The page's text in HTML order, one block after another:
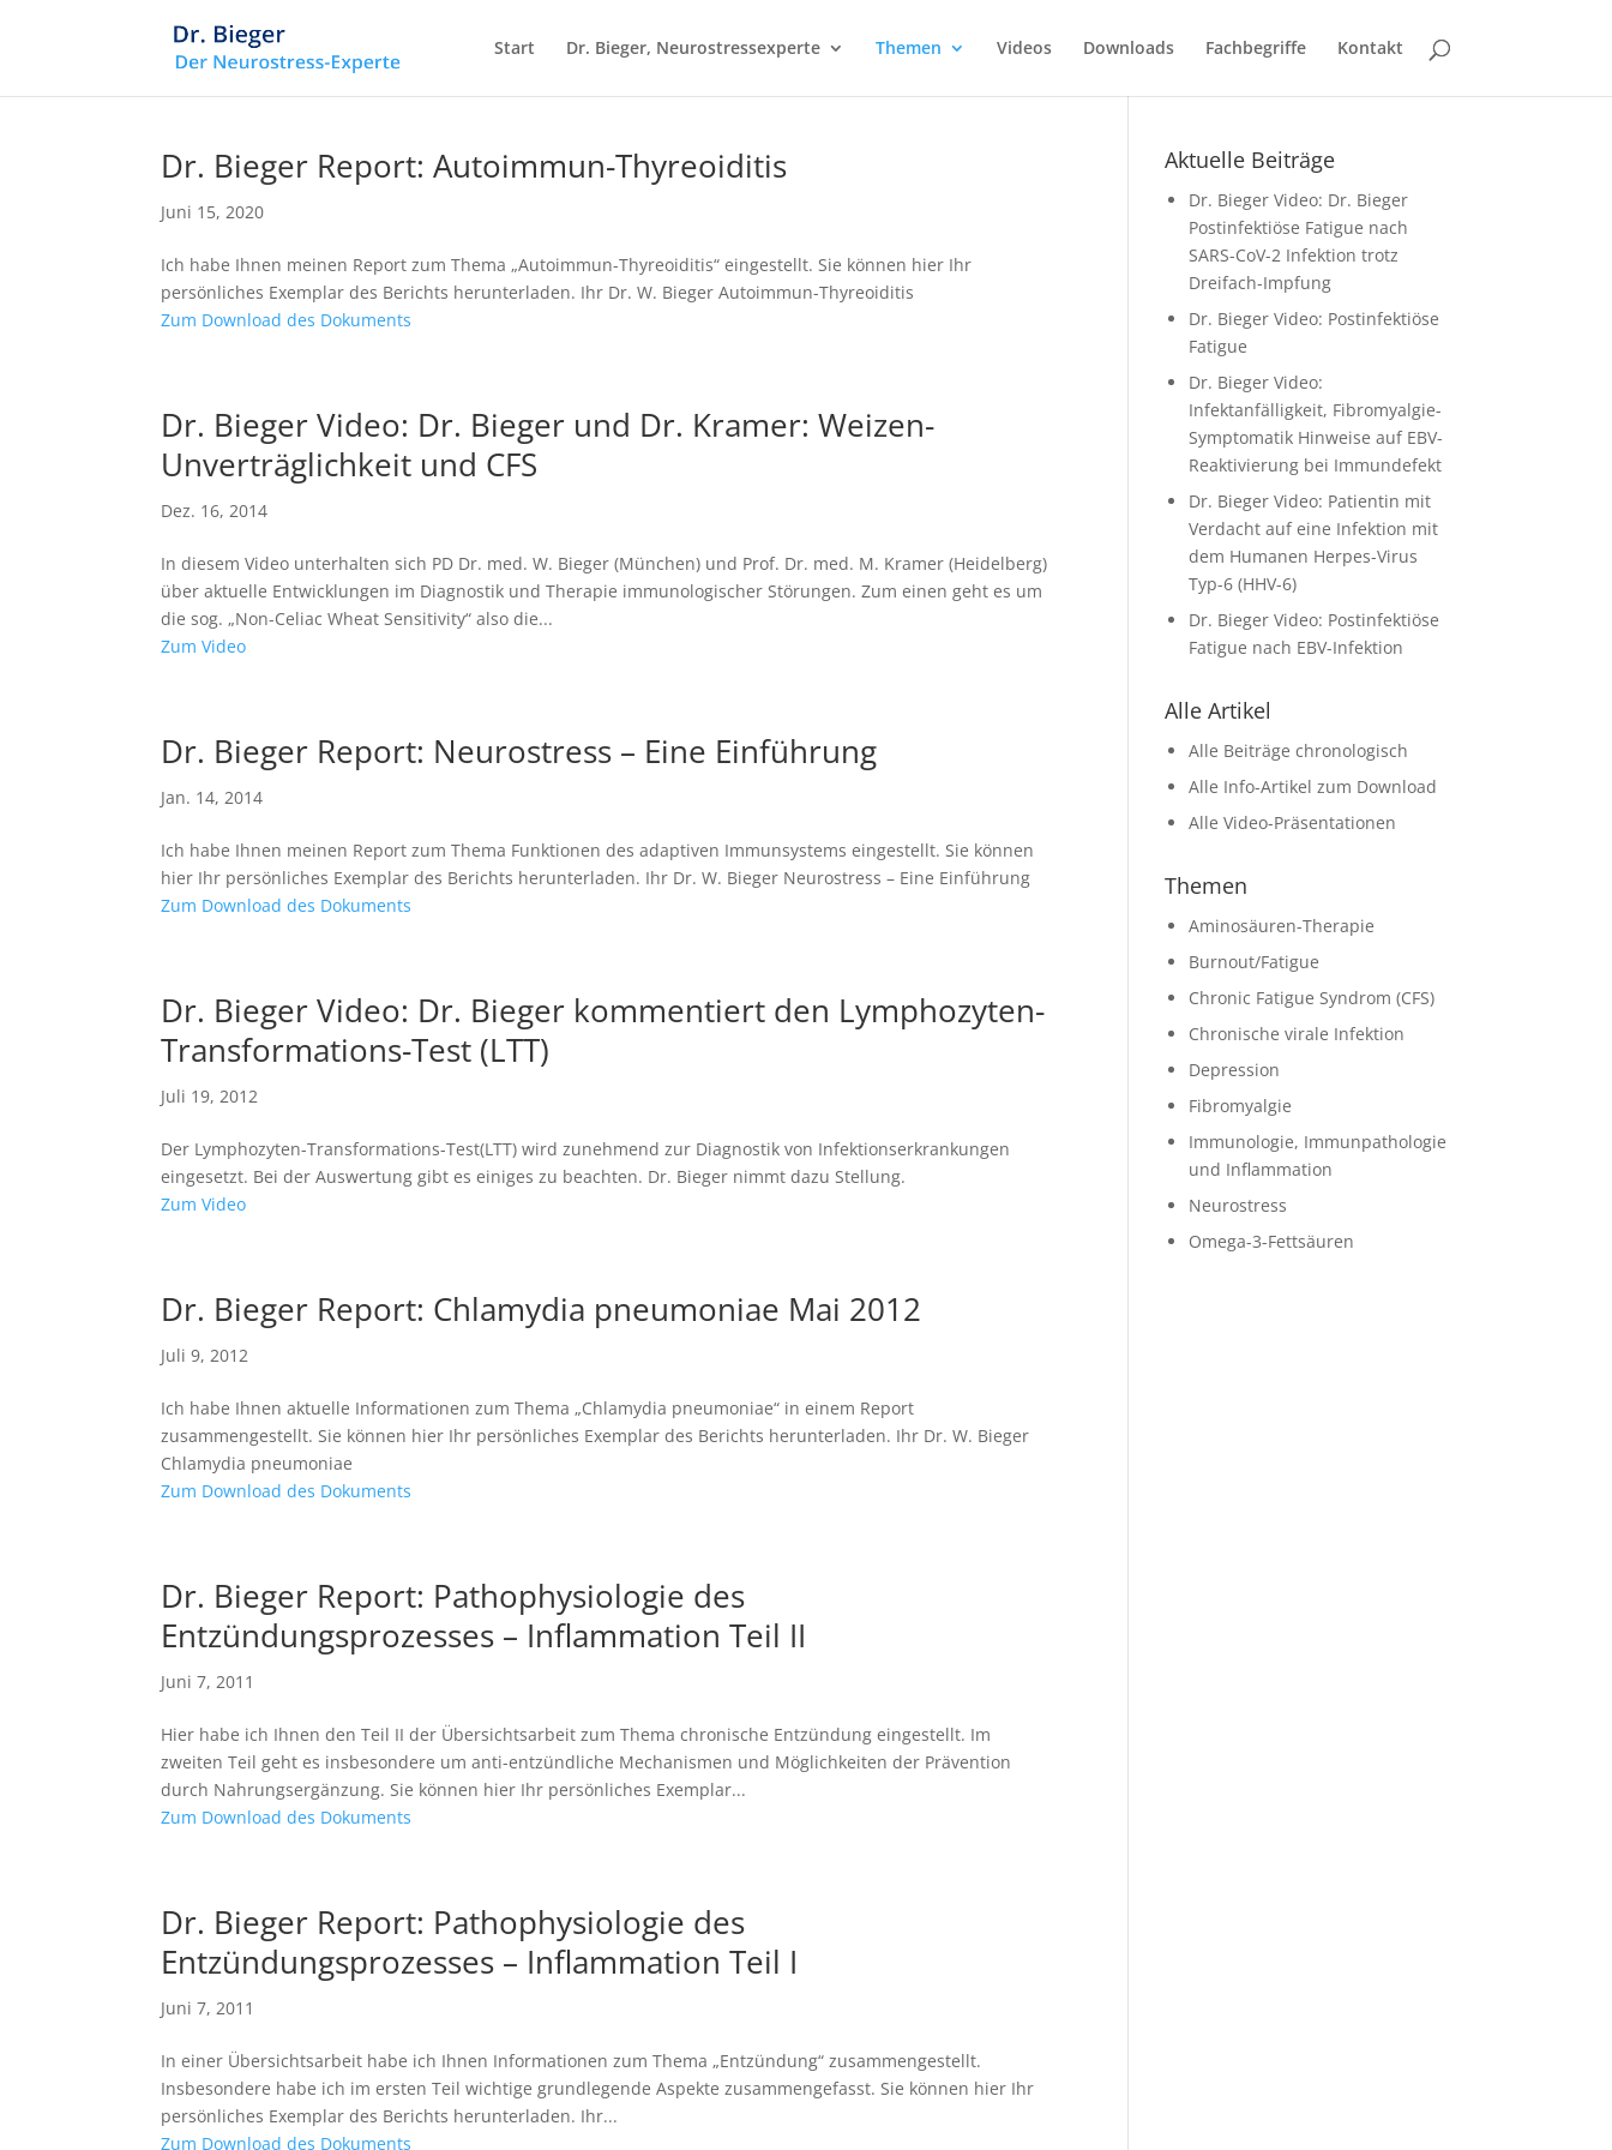
Start Dr. Bieger, Neurostressexperte Themen Videos Downloads Fachbegriffe Kontakt
Dr. Bieger Report: Autoimmun-Thyreoiditis
Juni 15, 2020
Ich habe Ihnen meinen Report zum Thema „Autoimmun-Thyreoiditis“ eingestellt. Sie können hier Ihr
persönliches Exemplar des Berichts herunterladen. Ihr Dr. W. Bieger Autoimmun-Thyreoiditis
Zum Download des Dokuments
Dr. Bieger Video: Dr. Bieger und Dr. Kramer: Weizen-
Unverträglichkeit und CFS
Dez. 16, 2014
In diesem Video unterhalten sich PD Dr. med. W. Bieger (München) und Prof. Dr. med. M. Kramer (Heidelberg)
über aktuelle Entwicklungen im Diagnostik und Therapie immunologischer Störungen. Zum einen geht es um
die sog. „Non-Celiac Wheat Sensitivity“ also die...
Zum Video
Dr. Bieger Report: Neurostress – Eine Einführung
Jan. 14, 2014
Ich habe Ihnen meinen Report zum Thema Funktionen des adaptiven Immunsystems eingestellt. Sie können
hier Ihr persönliches Exemplar des Berichts herunterladen. Ihr Dr. W. Bieger Neurostress – Eine Einführung
Zum Download des Dokuments
Dr. Bieger Video: Dr. Bieger kommentiert den Lymphozyten-
Transformations-Test (LTT)
Juli 19, 2012
Der Lymphozyten-Transformations-Test(LTT) wird zunehmend zur Diagnostik von Infektionserkrankungen
eingesetzt. Bei der Auswertung gibt es einiges zu beachten. Dr. Bieger nimmt dazu Stellung.
Zum Video
Dr. Bieger Report: Chlamydia pneumoniae Mai 2012
Juli 9, 2012
Ich habe Ihnen aktuelle Informationen zum Thema „Chlamydia pneumoniae“ in einem Report
zusammengestellt. Sie können hier Ihr persönliches Exemplar des Berichts herunterladen. Ihr Dr. W. Bieger
Chlamydia pneumoniae
Zum Download des Dokuments
Dr. Bieger Report: Pathophysiologie des
Entzündungsprozesses – Inflammation Teil II
Juni 7, 2011
Hier habe ich Ihnen den Teil II der Übersichtsarbeit zum Thema chronische Entzündung eingestellt. Im
zweiten Teil geht es insbesondere um anti-entzündliche Mechanismen und Möglichkeiten der Prävention
durch Nahrungsergänzung. Sie können hier Ihr persönliches Exemplar...
Zum Download des Dokuments
Dr. Bieger Report: Pathophysiologie des
Entzündungsprozesses – Inflammation Teil I
Juni 7, 2011
In einer Übersichtsarbeit habe ich Ihnen Informationen zum Thema „Entzündung“ zusammengestellt.
Insbesondere habe ich im ersten Teil wichtige grundlegende Aspekte zusammengefasst. Sie können hier Ihr
persönliches Exemplar des Berichts herunterladen. Ihr...
Zum Download des Dokuments
Aktuelle Beiträge
Dr. Bieger Video: Dr. Bieger
Postinfektiöse Fatigue nach
SARS-CoV-2 Infektion trotz
Dreifach-Impfung
Dr. Bieger Video: Postinfektiöse
Fatigue
Dr. Bieger Video:
Infektanfälligkeit, Fibromyalgie-
Symptomatik Hinweise auf EBV-
Reaktivierung bei Immundefekt
Dr. Bieger Video: Patientin mit
Verdacht auf eine Infektion mit
dem Humanen Herpes-Virus
Typ-6 (HHV-6)
Dr. Bieger Video: Postinfektiöse
Fatigue nach EBV-Infektion
Alle Artikel
Alle Beiträge chronologisch
Alle Info-Artikel zum Download
Alle Video-Präsentationen
Themen
Aminosäuren-Therapie
Burnout/Fatigue
Chronic Fatigue Syndrom (CFS)
Chronische virale Infektion
Depression
Fibromyalgie
Immunologie, Immunpathologie
und Inflammation
Neurostress
Omega-3-Fettsäuren